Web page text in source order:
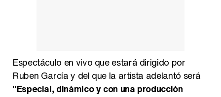
Espectáculo en vivo que estará dirigido por
Ruben García y del que la artista adelantó será
"Especial, dinámico y con una producción